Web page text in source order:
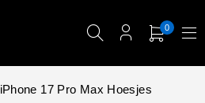
0
iPhone 17 Pro Max Hoesjes